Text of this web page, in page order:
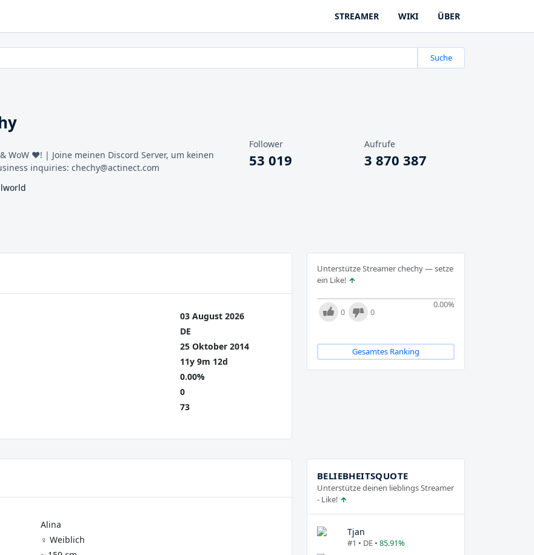
STREAMER WIKI ÜBER
Suche
WoW ❤! | Joine meinen Discord Server, um keinen
inquiries: chechy@actinect.com
Follower
53 019
Aufrufe
3 870 387
Unterstütze Streamer chechy — setze
ein Like!
0.00%
0 0
Gesamtes Ranking
03 August 2026
DE
25 Oktober 2014
11y 9m 12d
0.00%
0
73
Alina
♀️ Weiblich
BELIEBHEITSQUOTE
Unterstütze deinen lieblings Streamer
- Like!
Tjan
#1 • DE • 85.91%